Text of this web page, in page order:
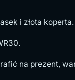
i złota koperta.
na prezent,